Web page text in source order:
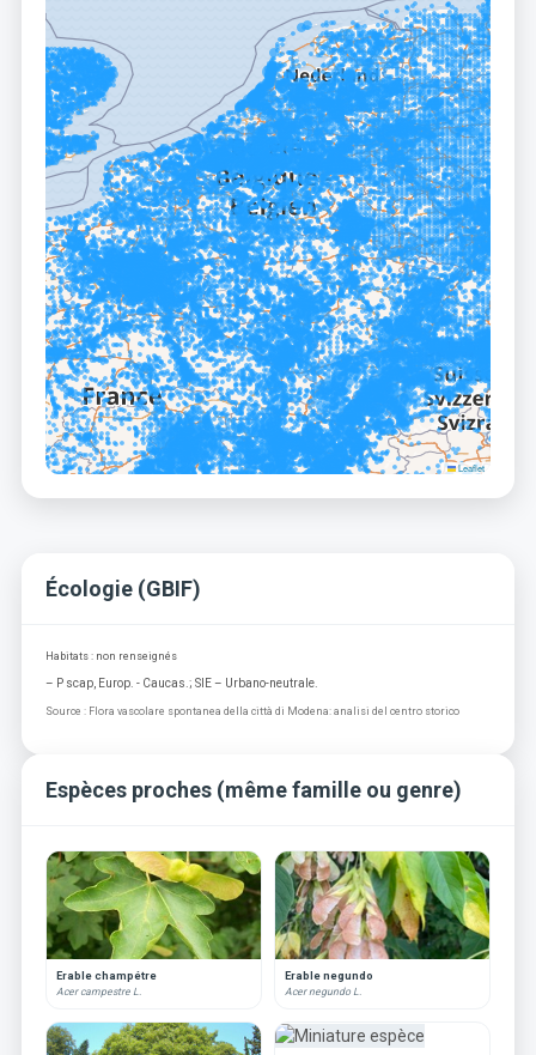
Leaflet
Écologie (GBIF)
Habitats : non renseignés
– P scap, Europ. - Caucas.; SIE – Urbano-neutrale.
Source : Flora vascolare spontanea della città di Modena: analisi del centro storico
Espèces proches (même famille ou genre)
Erable champétre
Acer campestre L.
Erable negundo
Acer negundo L.